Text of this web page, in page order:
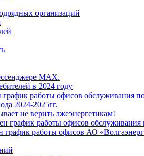
организаций
MAX.
в 2024 году
график работы офисов обслуживания
2024-2025гг.
не верить лжеэнергетикам!
график работы офисов
график работы офисов АО